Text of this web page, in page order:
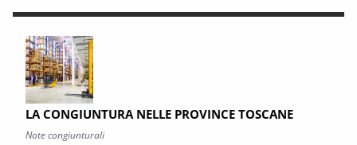
LA CONGIUNTURA NELLE PROVINCE TOSCANE
Note congiunturali